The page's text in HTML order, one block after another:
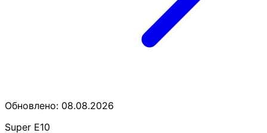
Обновлено: 08.08.2026
Super E10